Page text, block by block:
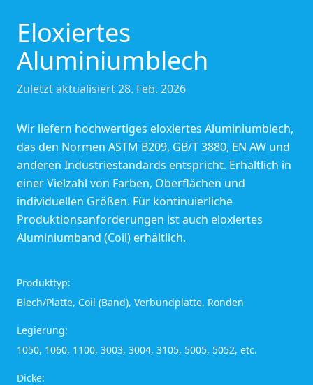
Eloxiertes
Aluminiumblech
Zuletzt aktualisiert28. Feb. 2026
Wir liefern hochwertiges eloxiertes Aluminiumblech,
das den Normen ASTM B209, GB/T 3880, EN AW und
anderen Industriestandards entspricht. Erhältlich in
einer Vielzahl von Farben, Oberflächen und
individuellen Größen. Für kontinuierliche
Produktionsanforderungen ist auch eloxiertes
Aluminiumband (Coil) erhältlich.
Produkttyp:
Blech/Platte, Coil (Band), Verbundplatte, Ronden
Legierung:
1050, 1060, 1100, 3003, 3004, 3105, 5005, 5052, etc.
Dicke: